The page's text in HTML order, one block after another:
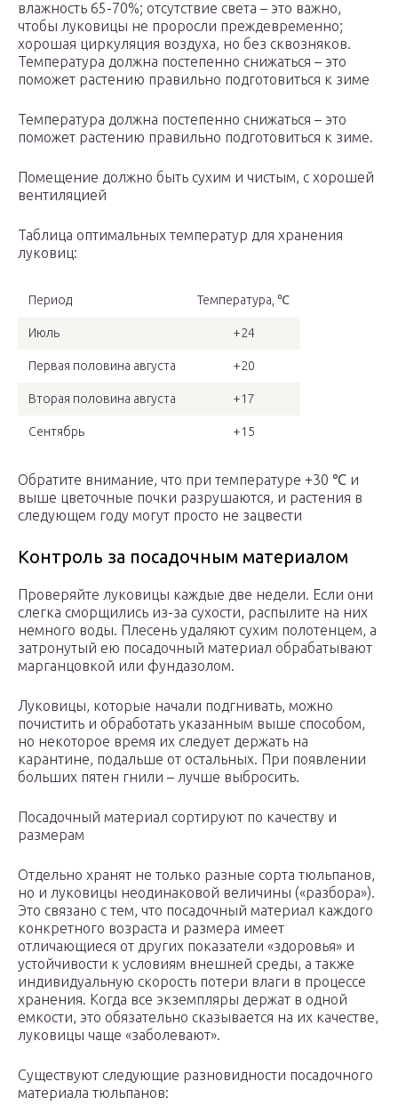
влажность 65-70%; отсутствие света – это важно,
чтобы луковицы не проросли преждевременно;
хорошая циркуляция воздуха, но без сквозняков.
Температура должна постепенно снижаться – это
поможет растению правильно подготовиться к зиме
Температура должна постепенно снижаться – это
поможет растению правильно подготовиться к зиме.
Помещение должно быть сухим и чистым, с хорошей
вентиляцией
Таблица оптимальных температур для хранения
луковиц:
Период Температура, ℃
Июль +24
Первая половина августа +20
Вторая половина августа +17
Сентябрь +15
Обратите внимание, что при температуре +30 ℃ и
выше цветочные почки разрушаются, и растения в
следующем году могут просто не зацвести
Контроль за посадочным материалом
Проверяйте луковицы каждые две недели. Если они
слегка сморщились из-за сухости, распылите на них
немного воды. Плесень удаляют сухим полотенцем, а
затронутый ею посадочный материал обрабатывают
марганцовкой или фундазолом.
Луковицы, которые начали подгнивать, можно
почистить и обработать указанным выше способом,
но некоторое время их следует держать на
карантине, подальше от остальных. При появлении
больших пятен гнили – лучше выбросить.
Посадочный материал сортируют по качеству и
размерам
Отдельно хранят не только разные сорта тюльпанов,
но и луковицы неодинаковой величины («разбора»).
Это связано с тем, что посадочный материал каждого
конкретного возраста и размера имеет
отличающиеся от других показатели «здоровья» и
устойчивости к условиям внешней среды, а также
индивидуальную скорость потери влаги в процессе
хранения. Когда все экземпляры держат в одной
емкости, это обязательно сказывается на их качестве,
луковицы чаще «заболевают».
Существуют следующие разновидности посадочного
материала тюльпанов: